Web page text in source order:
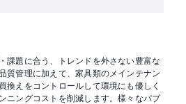
課題に合う、トレンドを外さない豊富な
質管理に加えて、家具類のメインテナン
換えをコントロールして環境にも優しく
ニングコストを削減します。様々なパブ